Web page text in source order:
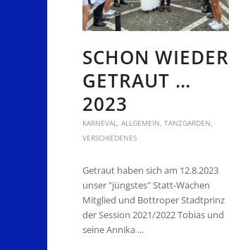
SCHON WIEDER
GETRAUT …
2023
KARNEVAL ,ALLGEMEIN ,TANZGARDEN
VERSCHIEDENES
Getraut haben sich am 12.8.2023
unser "jüngstes" Statt-Wachen
Mitglied und Bottroper Stadtprinz
der Session 2021/2022 Tobias und
seine Annika ...